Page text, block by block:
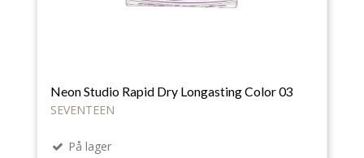
Neon Studio Rapid Dry Longasting Color 03
SEVENTEEN
På lager